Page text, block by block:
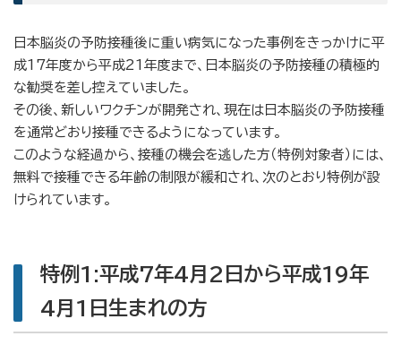
日本脳炎の予防接種後に重い病気になった事例をきっかけに平
成17年度から平成21年度まで、日本脳炎の予防接種の積極的
な勧奨を差し控えていました。
その後、新しいワクチンが開発され、現在は日本脳炎の予防接種
を通常どおり接種できるようになっています。
このような経過から、接種の機会を逃した方（特例対象者）には、
無料で接種できる年齢の制限が緩和され、次のとおり特例が設
けられています。
特例1:平成7年4月2日から平成19年
4月1日生まれの方